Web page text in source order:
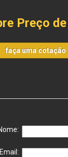
Preço
faça uma cotação
Email: